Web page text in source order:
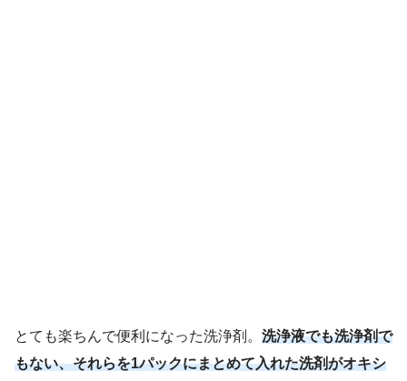
とても楽ちんで便利になった洗浄剤。 洗浄液でも洗浄剤で
もない、それらを1パックにまとめて入れた洗剤がオキシ